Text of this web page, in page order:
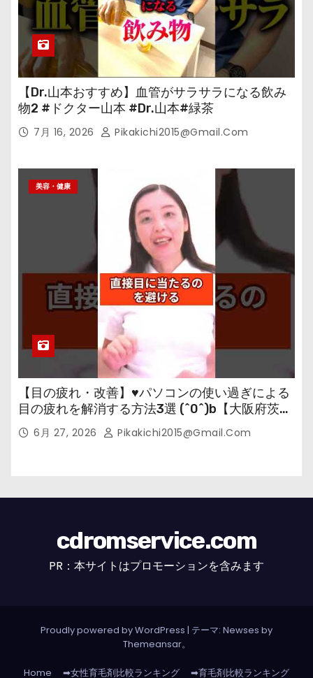
【Dr.山本おすすめ】血管がサラサラになる飲み
物2 #ドクター山本 #Dr.山本#緑茶
7月 16, 2026 Pikakichi2015@gmail.com
美容・健康
【目の疲れ・改善】♥パソコンの使い過ぎによる
目の疲れを解消する方法3選 (^0^)b【大阪府茨木
市の女性・美容鍼灸・整体師が教えます。】
6月 27, 2026 Pikakichi2015@gmail.com
cdromservice.com
PR：本サイトはプロモーションを含みます
Proudly powered by WordPress | テーマ: Newses by
Themeansar。
Home ➡女性育毛剤比較ランキング ➡育毛剤比較ランキング